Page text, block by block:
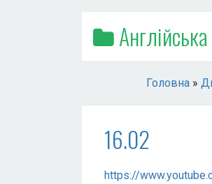
Головна»
16.02
https://